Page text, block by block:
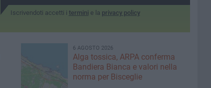
Iscrivendoti accetti i termini e la privacy policy
6 AGOSTO 2026
Alga tossica, ARPA conferma
Bandiera Bianca e valori nella
norma per Bisceglie